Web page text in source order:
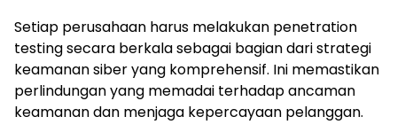
Setiap perusahaan harus melakukan penetration
testing secara berkala sebagai bagian dari strategi
keamanan siber yang komprehensif. Ini memastikan
perlindungan yang memadai terhadap ancaman
keamanan dan menjaga kepercayaan pelanggan.